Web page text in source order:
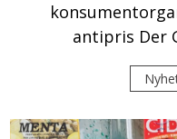
antipris Der